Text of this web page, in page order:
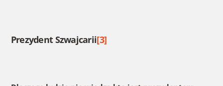
Prezydent Szwajcarii[3]